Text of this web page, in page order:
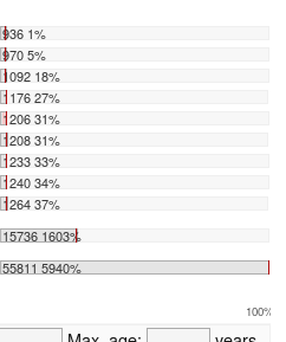
936 1%
970 5%
1092 18%
1176 27%
1206 31%
1208 31%
1233 33%
1240 34%
1264 37%
15736 1603%
55811 5940%
100%